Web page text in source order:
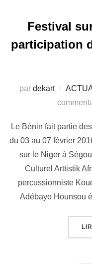
Festival
participation
par dekart
Le Bénin fait partie
du 03 au 07 février
sur le Niger à
Culturel Arttistik
percussionniste
Adébayo Hounsou